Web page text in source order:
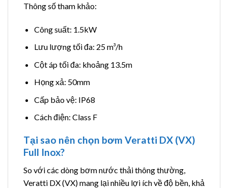
Thông số tham khảo:
Công suất: 1.5kW
Lưu lượng tối đa: 25 m³/h
Cột áp tối đa: khoảng 13.5m
Họng xả: 50mm
Cấp bảo vệ: IP68
Cách điện: Class F
Tại sao nên chọn bơm Veratti DX (VX)
Full Inox?
So với các dòng bơm nước thải thông thường,
Veratti DX (VX) mang lại nhiều lợi ích về độ bền, khả